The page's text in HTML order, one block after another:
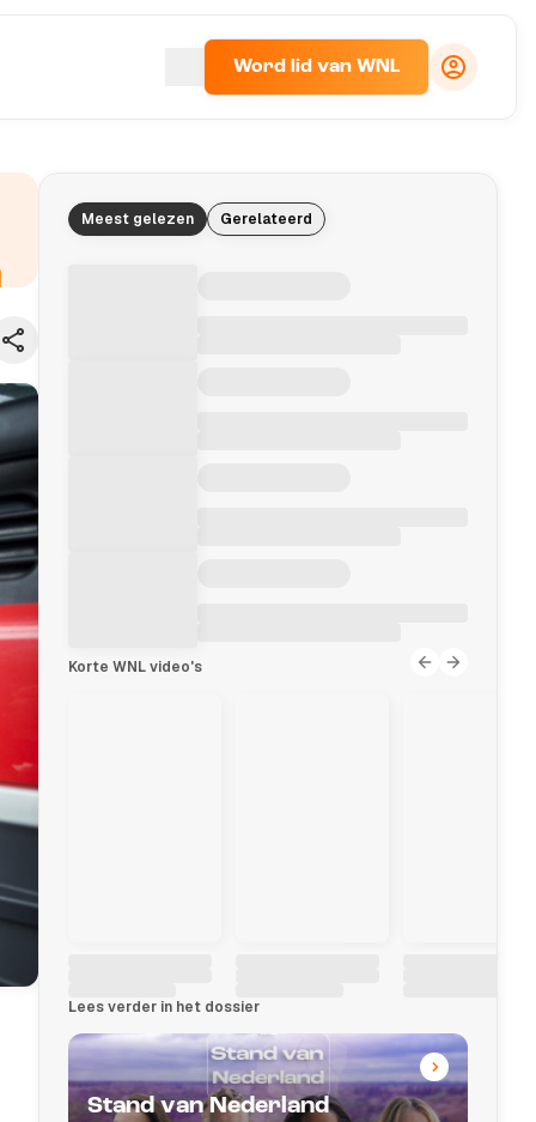
Word lid van WNL
Meest gelezen Gerelateerd
Korte WNL video's
Lees verder in het dossier
Stand van Nederland